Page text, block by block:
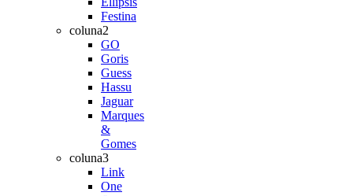
Festina
coluna2
GO
Goris
Guess
Hassu
Jaguar
Marques
&
Gomes
coluna3
Link
One